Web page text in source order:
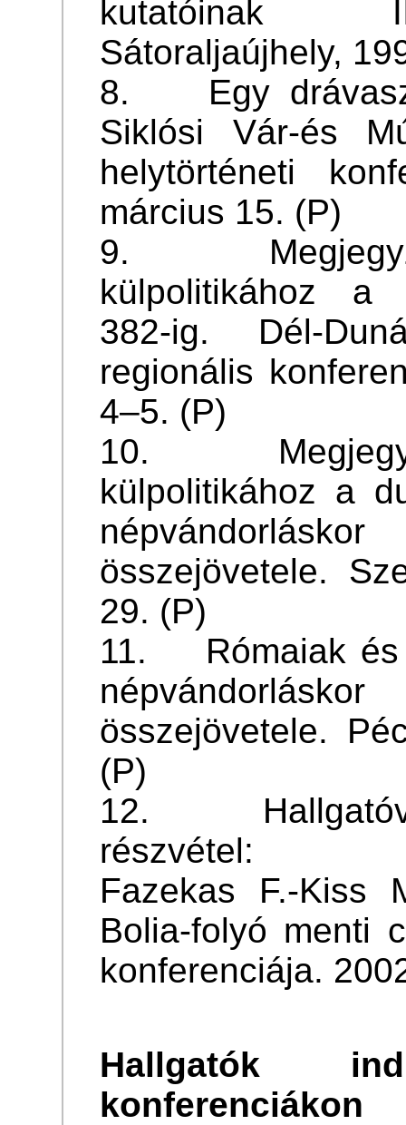
kutatóinak
Sátoraljaújhely,
8. Egy
Siklósi Vár-és
helytörténeti
március 15. (P)
9.
külpolitikához a
382-ig. Dél-
regionális
4–5. (P)
10.
külpolitikához a
összejövetele.
29. (P)
11. Rómaiak és
összejövetele.
(P)
12.
részvétel:
Fazekas F.-Kiss
Bolia-folyó menti
konferenciája.
Hallgatók
konferenciákon